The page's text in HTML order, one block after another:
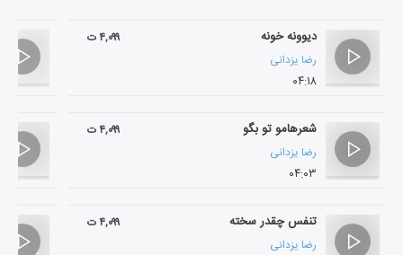
دیوونه خونه
رضا یزدانی
۰۴:۱۸
۴,۰۹۹ ت
شعرهامو تو بگو
رضا یزدانی
۰۴:۰۳
۴,۰۹۹ ت
تنفس چقدر سخته
رضا یزدانی
۴,۰۹۹ ت